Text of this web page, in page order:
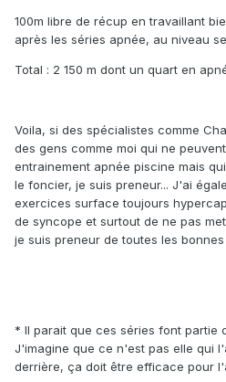
100m libre de récup en travaillant
après les séries apnée, au niveau
Total : 2 150 m dont un quart en
Voila, si des spécialistes comme
des gens comme moi qui ne
entrainement apnée piscine mais
le foncier, je suis preneur... J'ai
exercices surface toujours
de syncope et surtout de ne pas
je suis preneur de toutes les bonnes
* Il parait que ces séries font partie
J'imagine que ce n'est pas elle qui
derrière, ça doit être efficace pour